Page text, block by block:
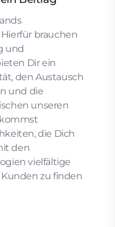
brauchen
und
Dir ein
den Austausch
und die
unseren
die Dich
den
vielfältige
zu finden